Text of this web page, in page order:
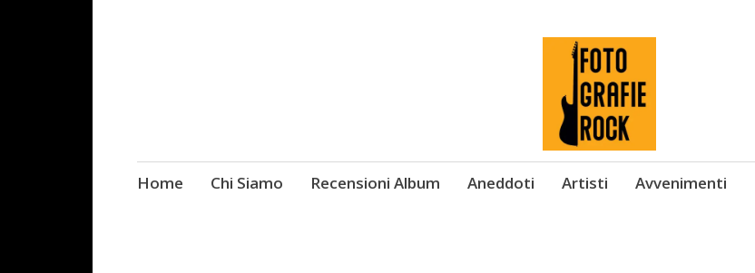
Skip
Home Chi Siamo Recensioni Album Aneddoti Artisti Avvenimenti